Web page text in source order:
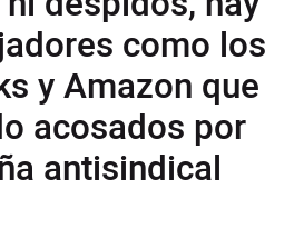
como los
y Amazon que
acosados por
antisindical